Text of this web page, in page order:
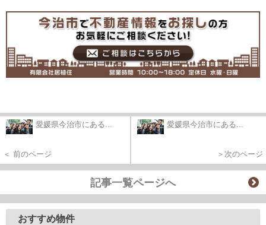
愛媛県今治市にある...
＜ 前のページ
愛媛県今治市にある...
＞次のページ
記事一覧ページへ
おすすめ物件